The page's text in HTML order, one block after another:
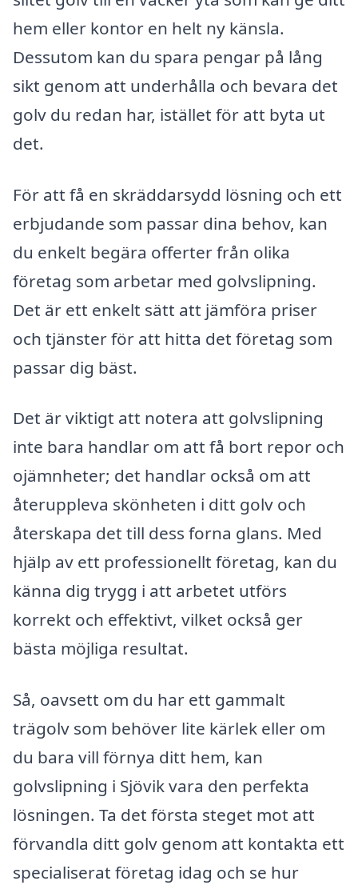
hem eller kontor en helt ny känsla.
Dessutom kan du spara pengar på lång
sikt genom att underhålla och bevara det
golv du redan har, istället för att byta ut
det.
För att få en skräddarsydd lösning och ett
erbjudande som passar dina behov, kan
du enkelt begära offerter från olika
företag som arbetar med golvslipning.
Det är ett enkelt sätt att jämföra priser
och tjänster för att hitta det företag som
passar dig bäst.
Det är viktigt att notera att golvslipning
inte bara handlar om att få bort repor och
ojämnheter; det handlar också om att
återuppleva skönheten i ditt golv och
återskapa det till dess forna glans. Med
hjälp av ett professionellt företag, kan du
känna dig trygg i att arbetet utförs
korrekt och effektivt, vilket också ger
bästa möjliga resultat.
Så, oavsett om du har ett gammalt
trägolv som behöver lite kärlek eller om
du bara vill förnya ditt hem, kan
golvslipning i Sjövik vara den perfekta
lösningen. Ta det första steget mot att
förvandla ditt golv genom att kontakta ett
specialiserat företag idag och se hur